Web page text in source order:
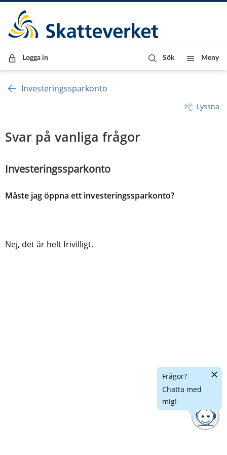
Till innehåll
Till navigationen
Till chattrobot
Logga in Sök Meny
Investeringssparkonto
Lyssna
Svar på vanliga frågor
Investeringssparkonto
Måste jag öppna ett investeringssparkonto?
Nej, det är helt frivilligt.
Frågor?
Chatta med
mig!
Dölj